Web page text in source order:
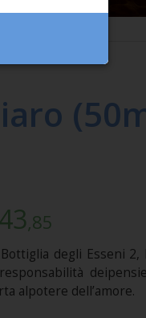
43,85
Bottiglia degli Esseni
alpotere dell’amore.